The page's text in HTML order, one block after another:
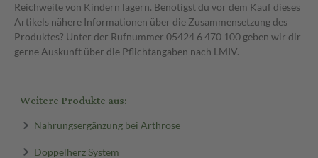
Reichweite von Kindern lagern. Benötigst du vor dem Kauf dieses
Artikels nähere Informationen über die Zusammensetzung des
Produktes? Unter der Rufnummer 05424 6 470 100 geben wir dir
gerne Auskunft über die Pflichtangaben nach LMIV.
Weitere Produkte aus:
Nahrungsergänzung bei Arthrose
Doppelherz System